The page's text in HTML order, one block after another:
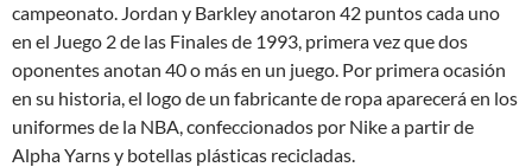
campeonato. Jordan y Barkley anotaron 42 puntos cada uno
en el Juego 2 de las Finales de 1993, primera vez que dos
oponentes anotan 40 o más en un juego. Por primera ocasión
en su historia, el logo de un fabricante de ropa aparecerá en los
uniformes de la NBA, confeccionados por Nike a partir de
Alpha Yarns y botellas plásticas recicladas.